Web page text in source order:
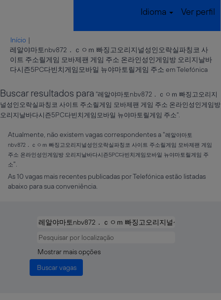
Idioma Ver perfil
Início |
레알야마토nbv872．ｃㅇｍ 빠징고오리지널성인오락실파칭코 사
이트 주소릴게임 모바제팬 게임 주소 온라인성인게임방 오리지날바
다시즌5PC다빈치게임모바일 뉴야마토릴게임 주소 em Telefónica
Buscar resultados para "레알야마토nbv872．ｃㅇｍ 빠징고오리지
널성인오락실파칭코 사이트 주소릴게임 모바제팬 게임 주소 온라인성인게임방
오리지날바다시즌5PC다빈치게임모바일 뉴야마토릴게임 주소".
Atualmente, não existem vagas correspondentes a "레알야마토
nbv872．ｃㅇｍ 빠징고오리지널성인오락실파칭코 사이트 주소릴게임 모바제팬 게임
주소 온라인성인게임방 오리지날바다시즌5PC다빈치게임모바일 뉴야마토릴게임 주
소".
As 10 vagas mais recentes publicadas por Telefónica estão listadas
abaixo para sua conveniência.
Mostrar mais opções